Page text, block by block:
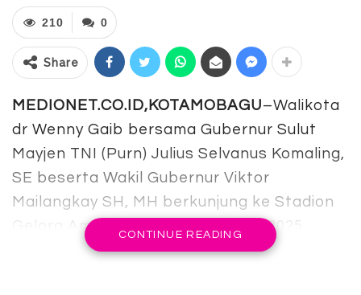
0
210
Share
MEDIONET.CO.ID,KOTAMOBAGU–Walikota
dr Wenny Gaib bersama Gubernur Sulut
Mayjen TNI (Purn) Julius Selvanus Komaling,
SE beserta Wakil Gubernur Viktor
Mailangkay SH, MH berkunjung ke Stadion
Gelora Ambang minggu 16 maret 2025.
CONTINUE READING